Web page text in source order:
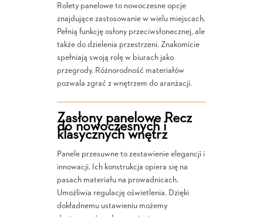
Rolety panelowe to nowoczesne opcje
znajdujące zastosowanie w wielu miejscach.
Pełnią funkcję osłony przeciwsłonecznej, ale
także do dzielenia przestrzeni. Znakomicie
spełniają swoją rolę w biurach jako
przegrody. Różnorodność materiałów
pozwala zgrać z wnętrzem do aranżacji.
Zasłony panelowe Recz
do nowoczesnych i
klasycznych wnętrz
Panele przesuwne to zestawienie elegancji i
innowacji. Ich konstrukcja opiera się na
pasach materiału na prowadnicach.
Umożliwia regulację oświetlenia. Dzięki
dokładnemu ustawieniu możemy